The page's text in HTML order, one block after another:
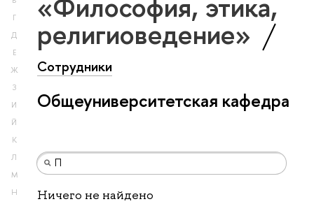
Г
Д
Е
Ж
З
И
Й
К
Л
М
Н
религиоведение»
Сотрудники
Общеуниверситетская кафедра
Ничего не найдено